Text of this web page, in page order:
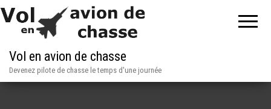
Vol en avion de chasse
Devenez pilote de chasse le temps d'une journée